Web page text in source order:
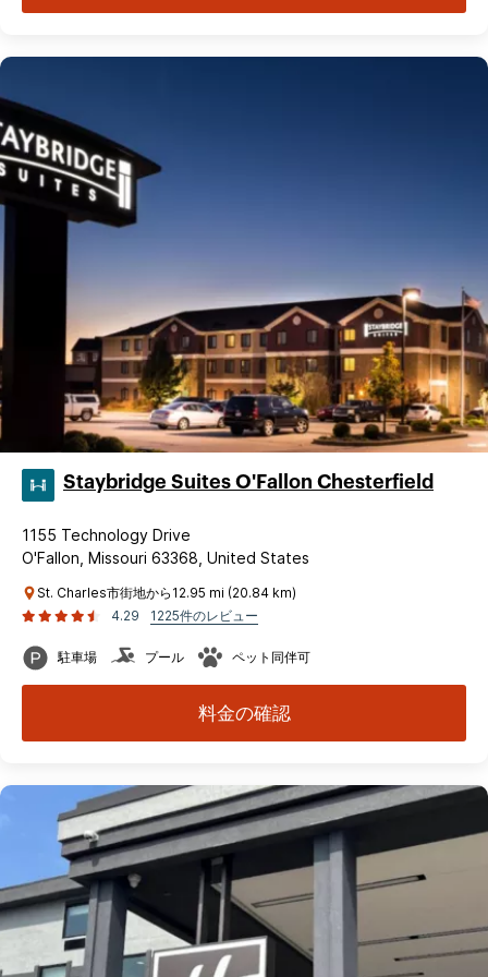
Staybridge Suites O'Fallon Chesterfield
1155 Technology Drive
O'Fallon, Missouri 63368, United States
St. Charles市街地から12.95 mi (20.84 km)
4.29
1225件のレビュー
駐車場 プール ペット同伴可
料金の確認